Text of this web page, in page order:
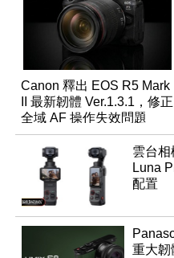
Canon 釋出 EOS R5 Mark
II 最新韌體 Ver.1.3.1，修正
全域 AF 操作失效問題
雲台
Luna
配置
重大韌